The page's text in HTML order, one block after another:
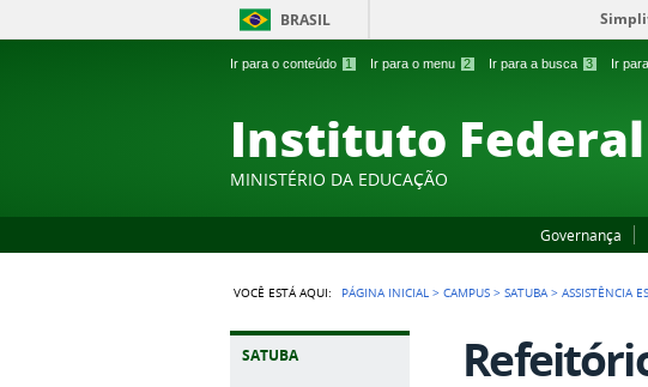
Ir para o conteúdo 1 Ir para o menu 2 Ir para a busca 3 Ir
BRASIL
Instituto
MINISTÉRIO DA EDUCAÇÃO
Governança
VOCÊ ESTÁ AQUI: PÁGINA INICIAL >CAMPUS >SATUBA >ASSISTÊNCIA
SATUBA